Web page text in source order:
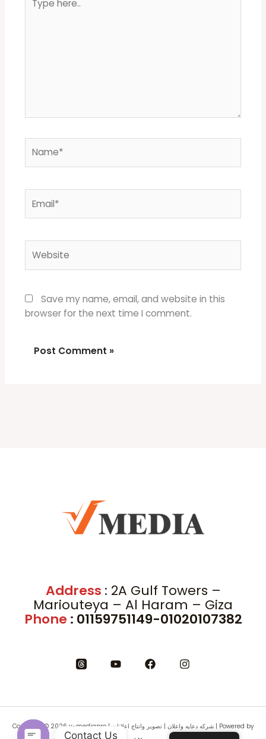
here..
Save my name, email, and website in this
browser for the next time I comment.
Address : 2A Gulf Towers –
Mariouteya – Al Haram – Giza
Phone : 01159751149-01020107382
Copyright © 2026 v-mediapro | شركه دعايه واعلان | تصوير وانتاج اعلانات | Powered by
Contact Us